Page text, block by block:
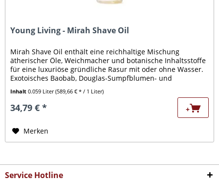
Young Living - Mirah Shave Oil
Mirah Shave Oil enthält eine reichhaltige Mischung
ätherischer Öle, Weichmacher und botanische Inhaltsstoffe
für eine luxuriöse gründliche Rasur mit oder ohne Wasser.
Exotoisches Baobab, Douglas-Sumpfblumen- und
Inhalt0.059 Liter(589,66 € * / 1 Liter)
34,79 € * +
Merken
Service Hotline